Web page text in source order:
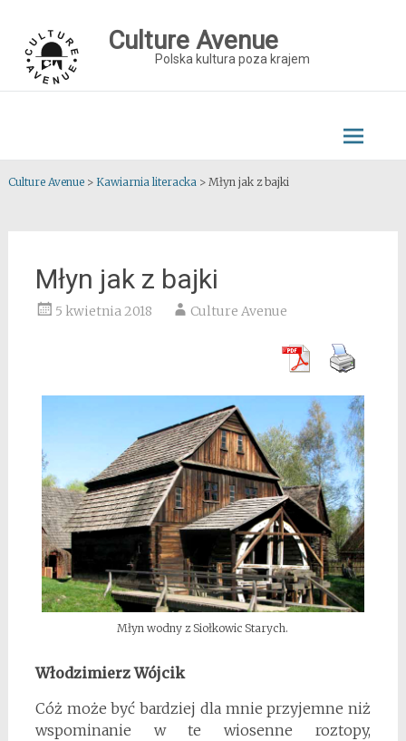
content
Culture Avenue
Polska kultura poza krajem
Culture Avenue> Kawiarnia literacka> Młyn jak z bajki
Młyn jak z bajki
5 kwietnia 2018 Culture Avenue
Młyn wodny z Siołkowic Starych.
Włodzimierz Wójcik
Cóż może być bardziej dla mnie przyjemne niż
wspominanie w te wiosenne roztopy,